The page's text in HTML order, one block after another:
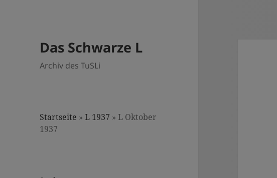
Das Schwarze L
Archiv des TuSLi
Startseite »L 1937 » L Oktober
1937